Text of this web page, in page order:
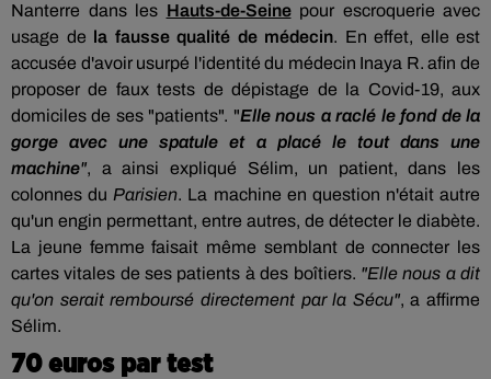
Nanterre dans les Hauts-de-Seinepour escroquerie avec
usage de la fausse qualité de médecin. En effet, elle est
accusée d'avoir usurpé l'identité du médecin Inaya R. afin de
proposer de faux tests de dépistage de la Covid-19, aux
domiciles de ses "patients". "Elle nous a raclé le fond de la
gorge avec une spatule et a placé le tout dans une
machine", a ainsi expliqué Sélim, un patient, dans les
colonnes du Parisien. La machine en question n'était autre
qu'un engin permettant, entre autres, de détecter le diabète.
La jeune femme faisait même semblant de connecter les
cartes vitales de ses patients à des boîtiers. "Elle nous a dit
qu'on serait remboursé directement par la Sécu", a affirme
Sélim.
70 euros par test